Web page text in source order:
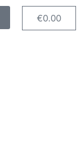
€0.00